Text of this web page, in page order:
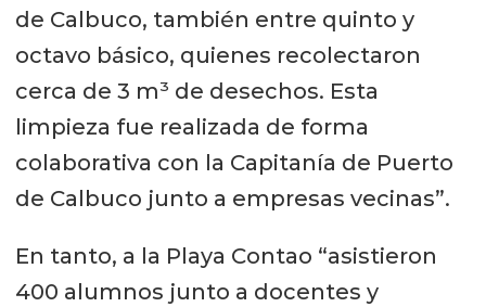
de Calbuco, también entre quinto y
octavo básico, quienes recolectaron
cerca de 3 m³ de desechos. Esta
limpieza fue realizada de forma
colaborativa con la Capitanía de Puerto
de Calbuco junto a empresas vecinas”.
En tanto, a la Playa Contao “asistieron
400 alumnos junto a docentes y